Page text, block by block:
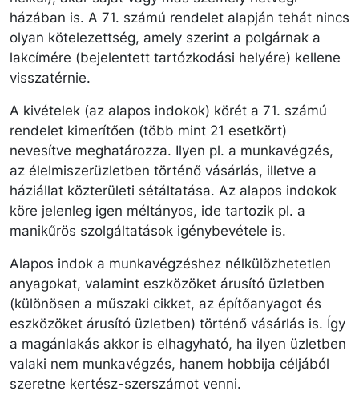
házában is. A 71. számú rendelet alapján tehát nincs
olyan kötelezettség, amely szerint a polgárnak a
lakcímére (bejelentett tartózkodási helyére) kellene
visszatérnie.
A kivételek (az alapos indokok) körét a 71. számú
rendelet kimerítően (több mint 21 esetkört)
nevesítve meghatározza. Ilyen pl. a munkavégzés,
az élelmiszerüzletben történő vásárlás, illetve a
háziállat közterületi sétáltatása. Az alapos indokok
köre jelenleg igen méltányos, ide tartozik pl. a
manikűrös szolgáltatások igénybevétele is.
Alapos indok a munkavégzéshez nélkülözhetetlen
anyagokat, valamint eszközöket árusító üzletben
(különösen a műszaki cikket, az építőanyagot és
eszközöket árusító üzletben) történő vásárlás is. Így
a magánlakás akkor is elhagyható, ha ilyen üzletben
valaki nem munkavégzés, hanem hobbija céljából
szeretne kertész-szerszámot venni.